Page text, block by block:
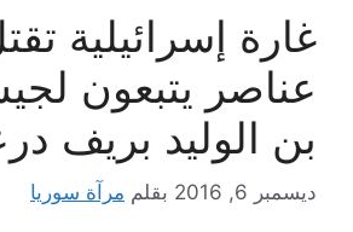
عناصر يتبعون
بن الوليد بريف
ديسمبر 6, 2016 بقلم مرآة سوريا